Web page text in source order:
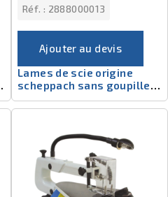
Réf. : 2888000013
Ajouter au devis
Lames de scie origine
scheppach sans goupille -
2888000013